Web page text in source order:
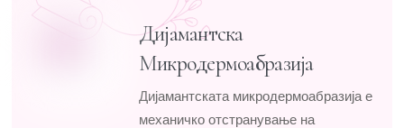
Дијамантска
Микродермоабразија
Дијамантската микродермоабразија е
механичко отстранување на